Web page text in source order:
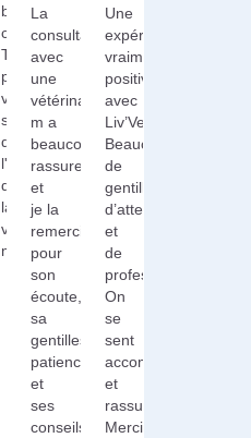
bon
contacte,
Très
professionnel,
vraiment
satisfaite
de
l'avis
de
la
vétérinaire,
merci
La
consultation
avec
une
vétérinaire
m a
beaucoup
rassuree
et
je la
remercie
pour
son
écoute,
sa
gentillesse,sa
patience
et
ses
conseils.
Une
expérience
vraiment
positive
avec
Liv’Vet.
Beaucoup
de
gentillesse,
d’attention
et
de
professionnalisme.
On
se
sent
accompagné
et
rassuré.
Merci